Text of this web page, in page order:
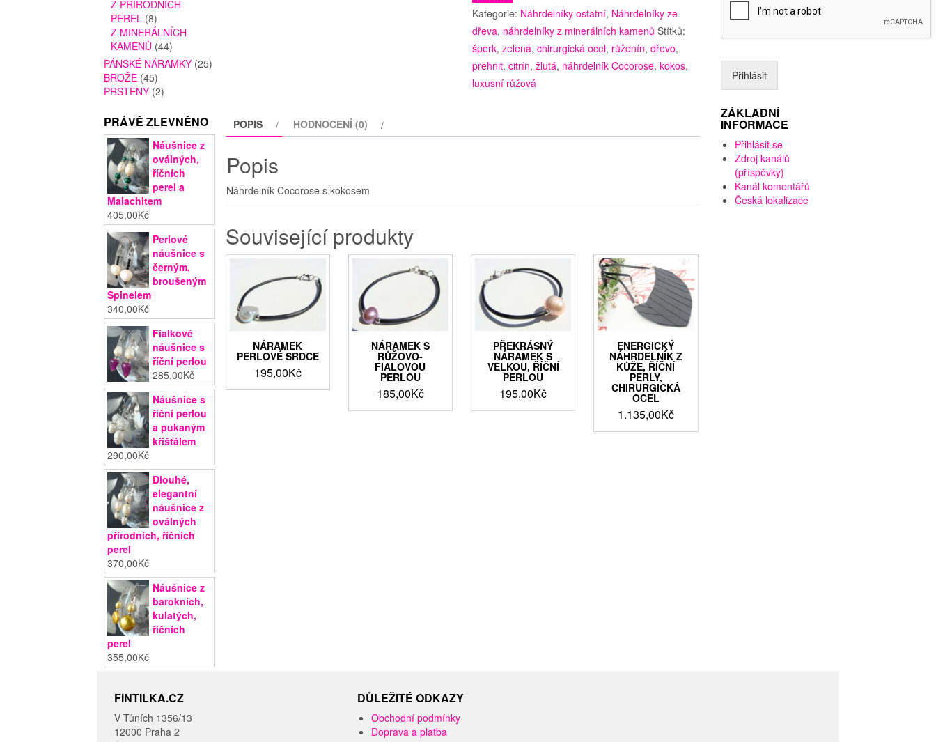
Z PŘÍRODNÍCH
PEREL (8)
Z MINERÁLNÍCH
KAMENŮ (44)
PÁNSKÉ NÁRAMKY (25)
BROŽE (45)
PRSTENY (2)
PRÁVĚ ZLEVNĚNO
Náušnice z
oválných,
říčních
perel a
Malachitem
405,00Kč
Perlové
náušnice s
černým,
broušeným
Spinelem
340,00Kč
Fialkové
náušnice s
říční perlou
285,00Kč
Náušnice s
říční perlou
a pukaným
křišťálem
290,00Kč
Dlouhé,
elegantní
náušnice z
oválných
přírodních, říčních
perel
370,00Kč
Náušnice z
barokních,
kulatých,
říčních
perel
355,00Kč
Kategorie: Náhrdelníky ostatní, Náhrdelníky ze
dřeva, náhrdelníky z minerálních kamenů Štítků:
šperk,zelená,chirurgická ocel, růženín,dřevo,
prehnit,citrín,žlutá, náhrdelník Cocorose,kokos,
luxusní růžová
POPIS HODNOCENÍ (0)
Popis
Náhrdelník Cocorose s kokosem
Související produkty
NÁRAMEK
PERLOVÉ SRDCE
195,00Kč
NÁRAMEK S
RŮŽOVO-
FIALOVOU
PERLOU
185,00Kč
PŘEKRÁSNÝ
NÁRAMEK S
VELKOU, ŘÍČNÍ
PERLOU
195,00Kč
ENERGICKÝ
NÁHRDELNÍK Z
KŮŽE, ŘÍČNÍ
PERLY,
CHIRURGICKÁ
OCEL
1.135,00Kč
Přihlásit
ZÁKLADNÍ
INFORMACE
Přihlásit se
Zdroj kanálů
(příspěvky)
Kanál komentářů
Česká lokalizace
FINTILKA.CZ
V Tůních 1356/13
12000 Praha 2
DŮLEŽITÉ ODKAZY
Obchodní podmínky
Doprava a platba